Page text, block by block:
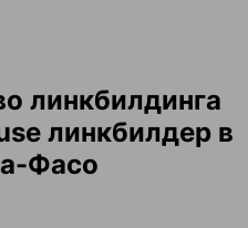
линкбилдинга
линкбилдер в
Фасо